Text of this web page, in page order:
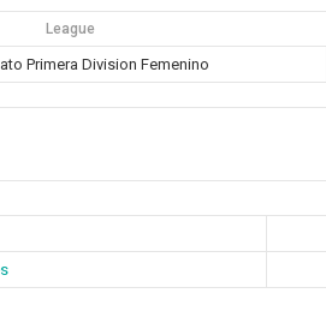
League
Primera Division Femenino